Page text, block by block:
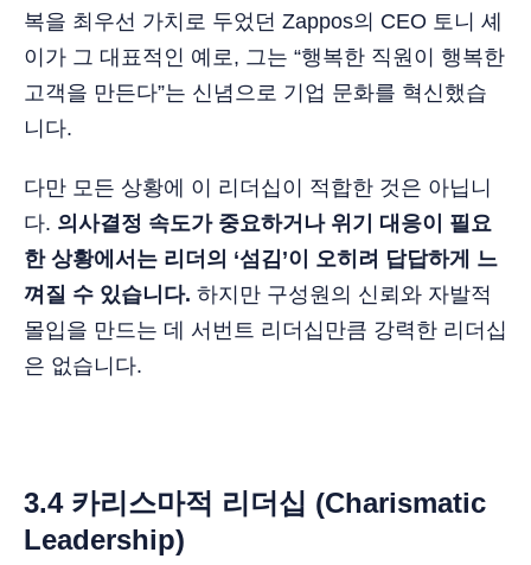
복을 최우선 가치로 두었던 Zappos의 CEO 토니 셰
이가 그 대표적인 예로, 그는 “행복한 직원이 행복한
고객을 만든다”는 신념으로 기업 문화를 혁신했습
니다.
다만 모든 상황에 이 리더십이 적합한 것은 아닙니
다. 의사결정 속도가 중요하거나 위기 대응이 필요
한 상황에서는 리더의 ‘섬김’이 오히려 답답하게 느
껴질 수 있습니다. 하지만 구성원의 신뢰와 자발적
몰입을 만드는 데 서번트 리더십만큼 강력한 리더십
은 없습니다.
3.4 카리스마적 리더십 (Charismatic
Leadership)